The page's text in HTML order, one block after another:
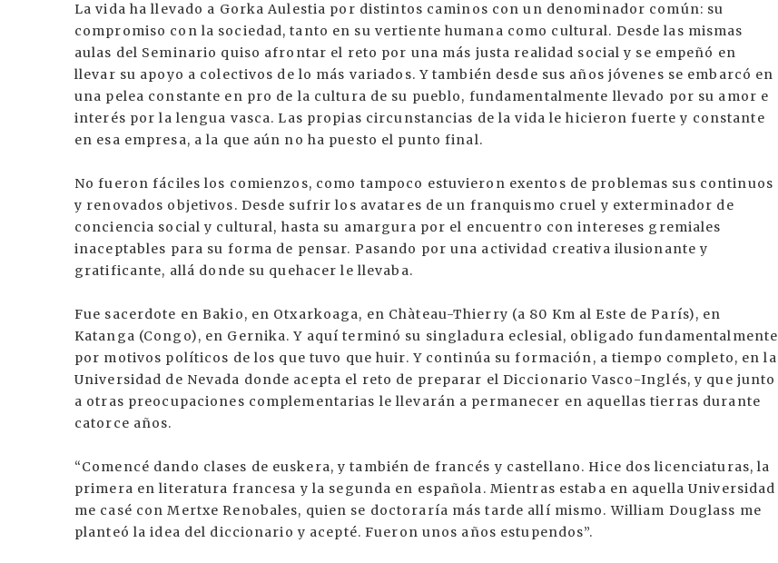
La vida ha llevado a Gorka Aulestia por distintos caminos con un denominador común: su
compromiso con la sociedad, tanto en su vertiente humana como cultural. Desde las mismas
aulas del Seminario quiso afrontar el reto por una más justa realidad social y se empeñó en
llevar su apoyo a colectivos de lo más variados. Y también desde sus años jóvenes se embarcó en
una pelea constante en pro de la cultura de su pueblo, fundamentalmente llevado por su amor e
interés por la lengua vasca. Las propias circunstancias de la vida le hicieron fuerte y constante
en esa empresa, a la que aún no ha puesto el punto final.
No fueron fáciles los comienzos, como tampoco estuvieron exentos de problemas sus continuos
y renovados objetivos. Desde sufrir los avatares de un franquismo cruel y exterminador de
conciencia social y cultural, hasta su amargura por el encuentro con intereses gremiales
inaceptables para su forma de pensar. Pasando por una actividad creativa ilusionante y
gratificante, allá donde su quehacer le llevaba.
Fue sacerdote en Bakio, en Otxarkoaga, en Chàteau-Thierry (a 80 Km al Este de París), en
Katanga (Congo), en Gernika. Y aquí terminó su singladura eclesial, obligado fundamentalmente
por motivos políticos de los que tuvo que huir. Y continúa su formación, a tiempo completo, en la
Universidad de Nevada donde acepta el reto de preparar el Diccionario Vasco-Inglés, y que junto
a otras preocupaciones complementarias le llevarán a permanecer en aquellas tierras durante
catorce años.
“Comencé dando clases de euskera, y también de francés y castellano. Hice dos licenciaturas, la
primera en literatura francesa y la segunda en española. Mientras estaba en aquella Universidad
me casé con Mertxe Renobales, quien se doctoraría más tarde allí mismo. William Douglass me
planteó la idea del diccionario y acepté. Fueron unos años estupendos”.